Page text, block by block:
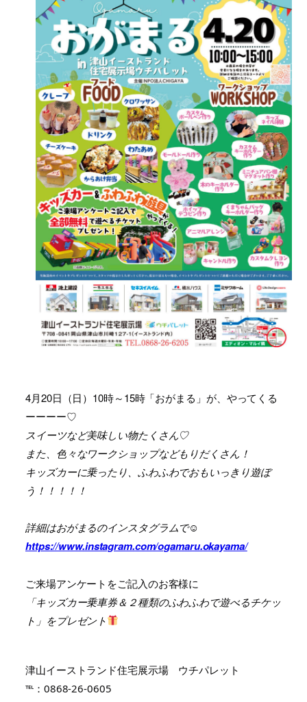
4月20日（日）10時～15時「おがまる」が、やってくる
ーーーー♡
スイーツなど美味しい物たくさん♡
また、色々なワークショップなどもりだくさん！
キッズカーに乗ったり、ふわふわでおもいっきり遊ぼ
う！！！！！
詳細はおがまるのインスタグラムで☺
https://www.instagram.com/ogamaru.okayama/
ご来場アンケートをご記入のお客様に
「キッズカー乗車券＆２種類のふわふわで遊べるチケッ
ト」をプレゼント
津山イーストランド住宅展示場 ウチパレット
℡：0868-26-0605